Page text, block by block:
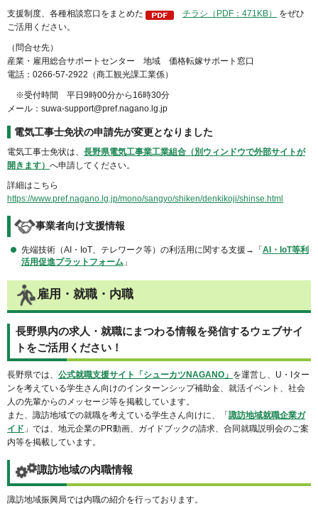
支援制度、各種相談窓口をまとめた チラシ（PDF：471KB）
をぜひ
ご活用ください。
（問合せ先）
産業・雇用総合サポートセンター 地域 価格転嫁サポート窓口
電話：0266-57-2922（商工観光課工業係）
※受付時間 平日9時00分から16時30分
メール：suwa-support@pref.nagano.lg.jp
電気工事士免状の申請先が変更となりました
電気工事士免状は、 長野県電気工事業工業組合（別ウィンドウで外部サイトが
開きます） へ申請してください。
詳細はこちら
https://www.pref.nagano.lg.jp/mono/sangyo/shiken/denkikoji/shinse.html
事業者向け支援情報
先端技術（AI・IoT、テレワーク等）の利活用に関する支援→「 AI・IoT等利
活用促進プラットフォーム」
雇用・就職・内職
長野県内の求人・就職にまつわる情報を発信するウェブサイ
トをご活用ください！
長野県では、 公式就職支援サイト「シューカツNAGANO」 を運営し、U・Iター
ンを考えている学生さん向けのインターンシップ補助金、就活イベント、社会
人の先輩からのメッセージ等を掲載しています。
また、諏訪地域での就職を考えている学生さん向けに、「 諏訪地域就職企業ガ
イド 」では、地元企業のPR動画、ガイドブックの請求、合同就職説明会のご案
内等を掲載しています。
諏訪地域の内職情報
諏訪地域振興局では内職の紹介を行っております。